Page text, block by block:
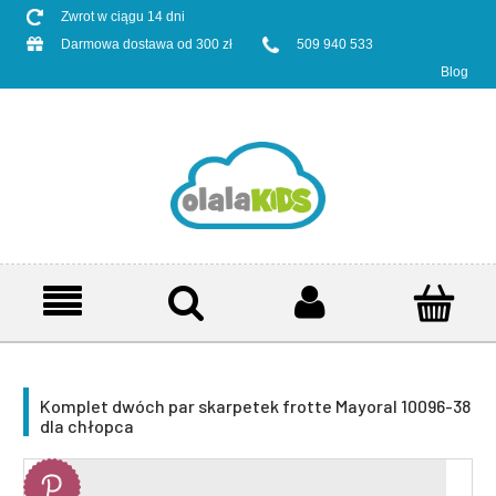
Zwrot w ciągu 14 dni
Darmowa dostawa od 300 zł
509 940 533
Blog
Komplet dwóch par skarpetek frotte Mayoral 10096-38
dla chłopca